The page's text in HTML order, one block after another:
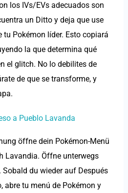
los IVs/EVs adecuados son
un Ditto y deja que use
Pokémon líder. Esto copiará
la que determina qué
el glitch. No lo debilites de
de que se transforme, y
a Pueblo Lavanda
öffne dein Pokémon-Menü
Lavandia. Öffne unterwegs
Sobald du wieder auf Después
abre tu menú de Pokémon y